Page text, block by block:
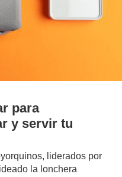
para
y servir tu
liderados por
la lonchera